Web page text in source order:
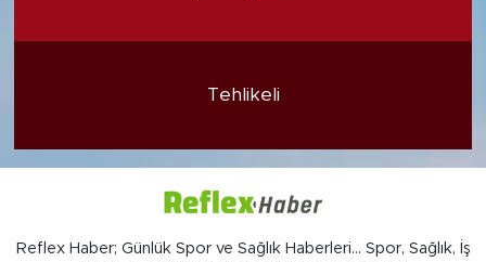
Tehlikeli
Reflex Haber; Günlük Spor ve Sağlık Haberleri... Spor, Sağlık, İş